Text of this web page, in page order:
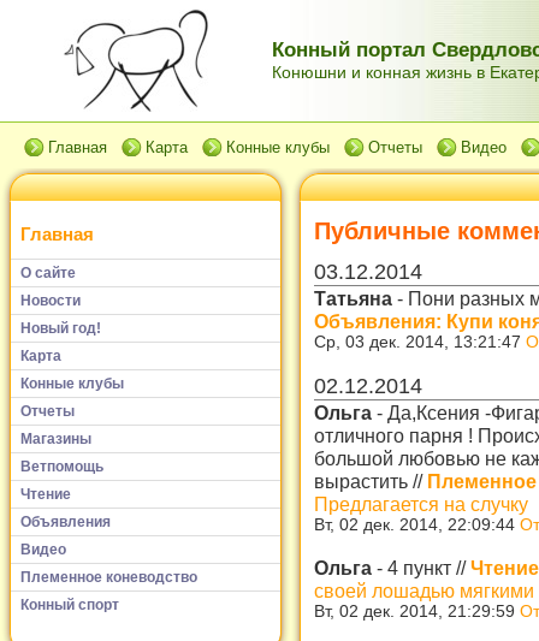
Конный портал
Конюшни и конная жизнь в
Главная Карта Конные клубы Отчеты Видео
Главная
О сайте
Новости
Новый год!
Карта
Конные клубы
Отчеты
Магазины
Ветпомощь
Чтение
Объявления
Видео
Племенное коневодство
Конный спорт
Публичные
03.12.2014
Татьяна - Пони разных
Объявления: Купи
Ср, 03 дек. 2014, 13:21:47
02.12.2014
Ольга - Да,Ксения -
отличного парня !
большой любовью не
вырастить //
Предлагается на случку
Вт, 02 дек. 2014, 22:09:44
Ольга - 4 пункт //
своей лошадью
Вт, 02 дек. 2014, 21:29:59